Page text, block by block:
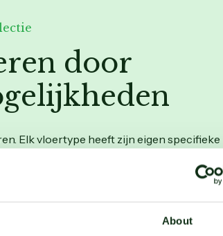
About
door
Elk vloertype heeft zijn eigen specifieke